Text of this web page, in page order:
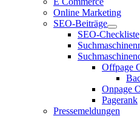
Online Marketing
SEO-Beiträge
SEO-Checkliste
Offpage
Onpage
Pagerank
Pressemeldungen